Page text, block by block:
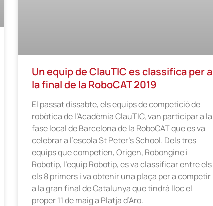
Un equip de ClauTIC es classifica per a
la final de la RoboCAT 2019
El passat dissabte, els equips de competició de
robòtica de l’Acadèmia ClauTIC, van participar a la
fase local de Barcelona de la RoboCAT que es va
celebrar a l’escola St Peter’s School. Dels tres
equips que competien, Origen, Robongine i
Robotip, l’equip Robotip, es va classificar entre els
els 8 primers i va obtenir una plaça per a competir
a la gran final de Catalunya que tindrà lloc el
proper 11 de maig a Platja d’Aro.